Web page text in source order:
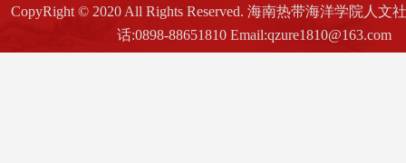
CopyRight © 2020 All Rights Reserved. 海南热带海洋学院人文
话:0898-88651810 Email:qzure1810@163.com